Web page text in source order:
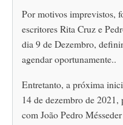
Por motivos imprevistos,
escritores Rita Cruz e
dia 9 de Dezembro,
agendar oportunamente..
Entretanto, a próxima
14 de dezembro de 2021,
com João Pedro